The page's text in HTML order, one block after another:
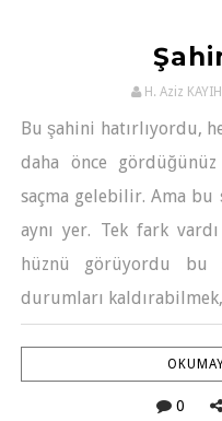
H. Aziz
Bu şahini hatırlıyordu,
daha önce
saçma gelebilir. Ama bu
aynı yer. Tek fark
hüznü görüyordu bu
durumları kaldırabilmek,
0